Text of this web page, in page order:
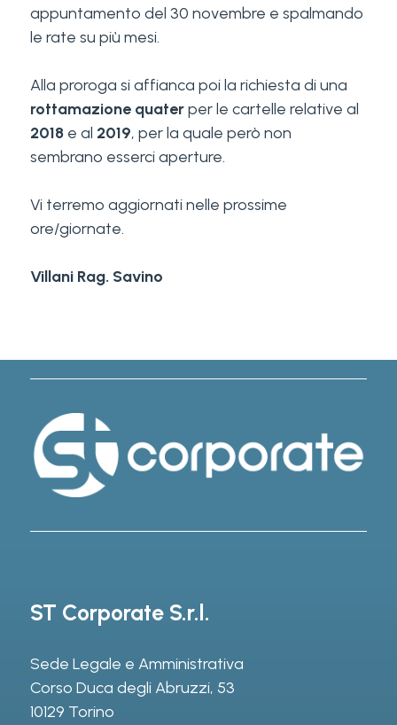
appuntamento del 30 novembre e spalmando
le rate su più mesi.
Alla proroga si affianca poi la richiesta di una
rottamazione quaterper le cartelle relative al
2018e al 2019, per la quale però non
sembrano esserci aperture.
Vi terremo aggiornati nelle prossime
ore/giornate.
Villani Rag. Savino
ST Corporate S.r.l.
Sede Legale e Amministrativa
Corso Duca degli Abruzzi, 53
10129 Torino